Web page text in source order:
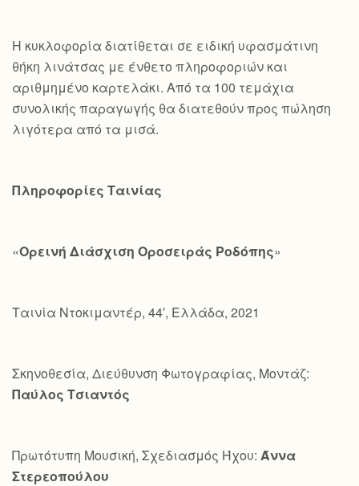
Η κυκλοφορία διατίθεται σε ειδική υφασμάτινη
θήκη λινάτσας με ένθετο πληροφοριών και
αριθμημένο καρτελάκι. Από τα 100 τεμάχια
συνολικής παραγωγής θα διατεθούν προς πώληση
λιγότερα από τα μισά.
Πληροφορίες Ταινίας
«Ορεινή Διάσχιση Οροσειράς Ροδόπης»
Ταινία Ντοκιμαντέρ, 44′, Ελλάδα, 2021
Σκηνοθεσία, Διεύθυνση Φωτογραφίας, Μοντάζ:
Παύλος Τσιαντός
Πρωτότυπη Μουσική, Σχεδιασμός Ήχου: Άννα
Στερεοπούλου